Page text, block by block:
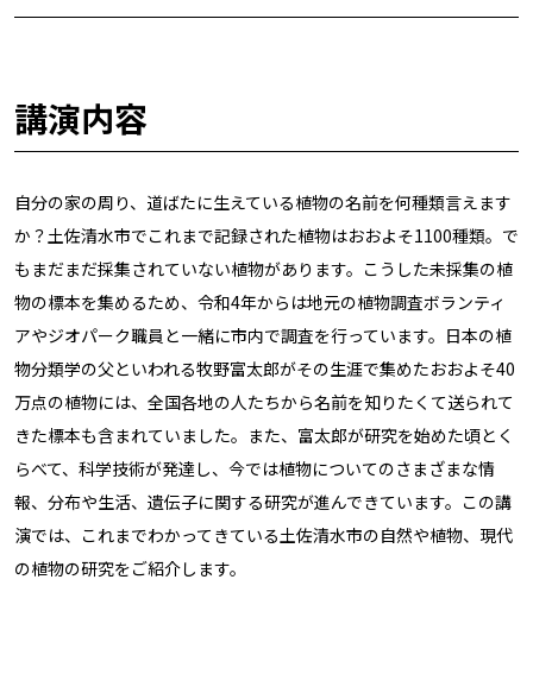
講演内容
自分の家の周り、道ばたに生えている植物の名前を何種類言えます
か？土佐清水市でこれまで記録された植物はおおよそ1100種類。で
もまだまだ採集されていない植物があります。こうした未採集の植
物の標本を集めるため、令和4年からは地元の植物調査ボランティ
アやジオパーク職員と一緒に市内で調査を行っています。日本の植
物分類学の父といわれる牧野富太郎がその生涯で集めたおおよそ40
万点の植物には、全国各地の人たちから名前を知りたくて送られて
きた標本も含まれていました。また、富太郎が研究を始めた頃とく
らべて、科学技術が発達し、今では植物についてのさまざまな情
報、分布や生活、遺伝子に関する研究が進んできています。この講
演では、これまでわかってきている土佐清水市の自然や植物、現代
の植物の研究をご紹介します。